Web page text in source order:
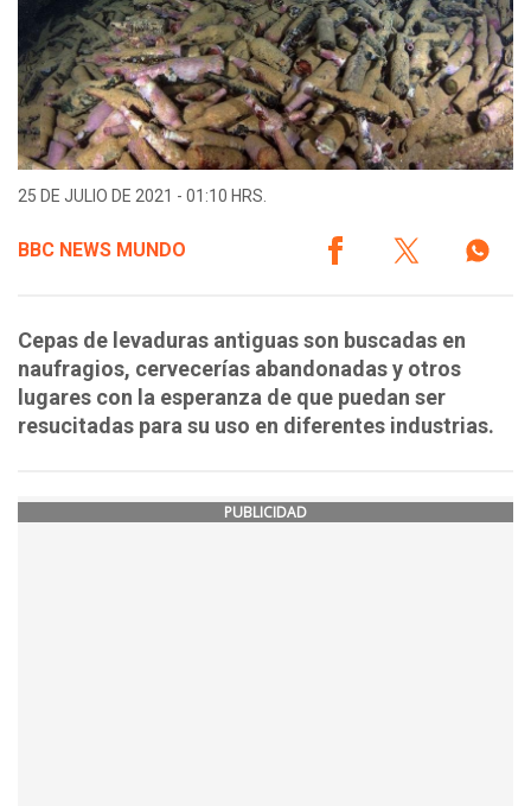
25 DE JULIO DE 2021 - 01:10 HRS.
BBC NEWS MUNDO
Cepas de levaduras antiguas son buscadas en
naufragios, cervecerías abandonadas y otros
lugares con la esperanza de que puedan ser
resucitadas para su uso en diferentes industrias.
PUBLICIDAD